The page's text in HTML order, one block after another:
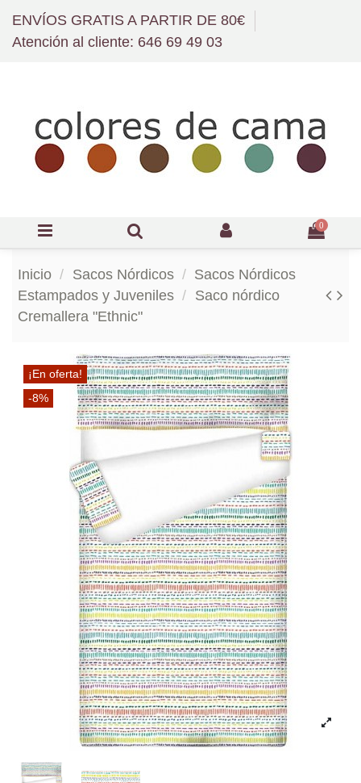
ENVÍOS GRATIS A PARTIR DE 80€
Atención al cliente: 646 69 49 03
0
Inicio Sacos Nórdicos
Sacos Nórdicos
Estampados y Juveniles
Saco nórdico
Cremallera "Ethnic"
¡En oferta!
-8%